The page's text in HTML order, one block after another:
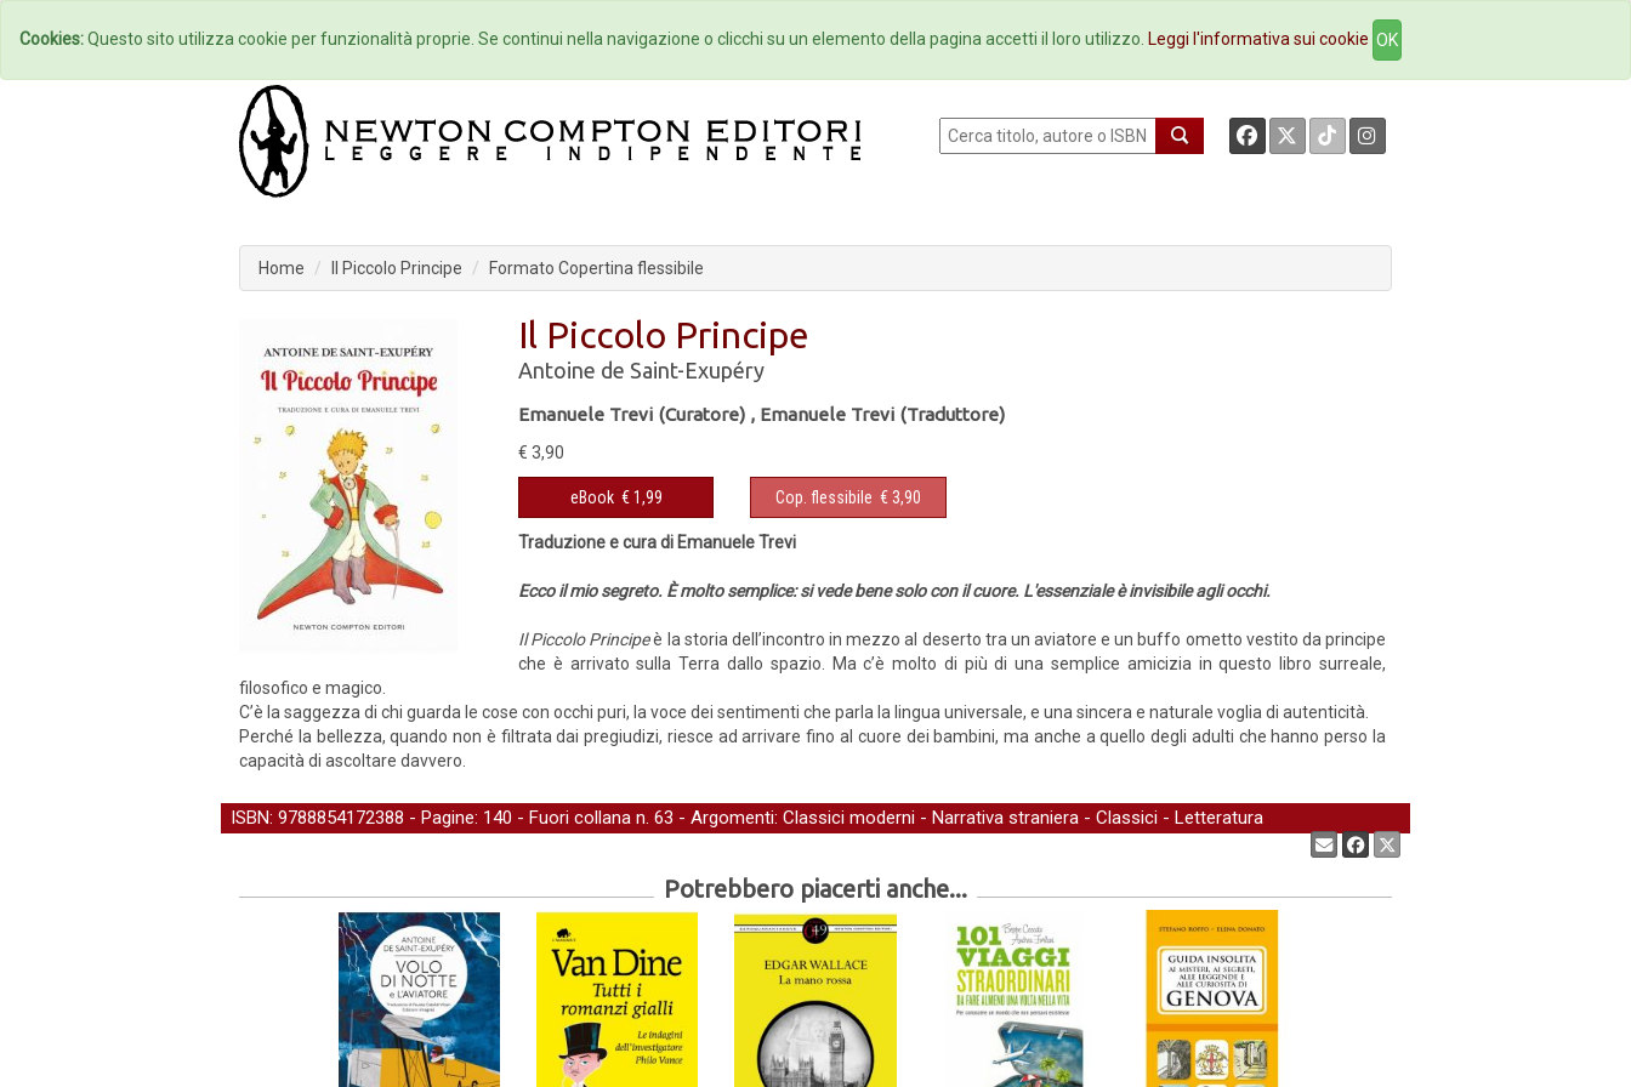
Home Autori Eventi Collane Newsletter Ebookstore Contatti
Home Il Piccolo Principe Formato Copertina flessibile
Il Piccolo Principe
Antoine de Saint-Exupéry
Emanuele Trevi (Curatore) , Emanuele Trevi (Traduttore)
€ 3,90
eBook € 1,99 Cop. flessibile € 3,90
Traduzione e cura di Emanuele Trevi
Ecco il mio segreto. È molto semplice: si vede bene solo con il cuore. L'essenziale è invisibile agli occhi.
Il Piccolo Principeè la storia dell’incontro in mezzo al deserto tra un aviatore e un buffo ometto vestito da principe
che è arrivato sulla Terra dallo spazio. Ma c’è molto di più di una semplice amicizia in questo libro surreale,
filosofico e magico.
C’è la saggezza di chi guarda le cose con occhi puri, la voce dei sentimenti che parla la lingua universale, e una sincera e naturale voglia di autenticità.
Perché la bellezza, quando non è filtrata dai pregiudizi, riesce ad arrivare fino al cuore dei bambini, ma anche a quello degli adulti che hanno perso la
capacità di ascoltare davvero.
ISBN: 9788854172388 - Pagine: 140 - Fuori collana n. 63 - Argomenti: Classici moderni - Narrativa straniera - Classici - Letteratura
Potrebbero piacerti anche...
Cookies:Questo sito utilizza cookie per funzionalità proprie. Se continui nella navigazione o clicchi su un elemento della pagina accetti il loro utilizzo. Leggi l'informativa sui cookie OK